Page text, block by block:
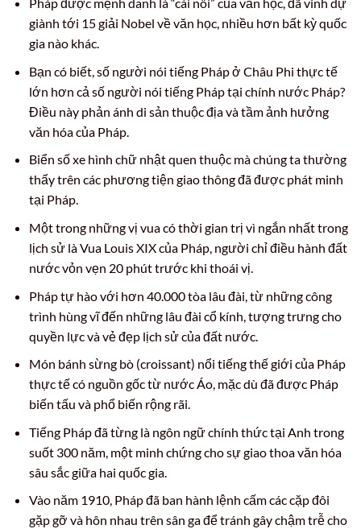
giành tới 15 giải Nobel về văn học, nhiều hơn bất kỳ quốc
gia nào khác.
Bạn có biết, số người nói tiếng Pháp ở Châu Phi thực tế
lớn hơn cả số người nói tiếng Pháp tại chính nước Pháp?
Điều này phản ánh di sản thuộc địa và tầm ảnh hưởng
văn hóa của Pháp.
Biển số xe hình chữ nhật quen thuộc mà chúng ta thường
thấy trên các phương tiện giao thông đã được phát minh
tại Pháp.
Một trong những vị vua có thời gian trị vì ngắn nhất trong
lịch sử là Vua Louis XIX của Pháp, người chỉ điều hành đất
nước vỏn vẹn 20 phút trước khi thoái vị.
Pháp tự hào với hơn 40.000 tòa lâu đài, từ những công
trình hùng vĩ đến những lâu đài cổ kính, tượng trưng cho
quyền lực và vẻ đẹp lịch sử của đất nước.
Món bánh sừng bò (croissant) nổi tiếng thế giới của Pháp
thực tế có nguồn gốc từ nước Áo, mặc dù đã được Pháp
biến tấu và phổ biến rộng rãi.
Tiếng Pháp đã từng là ngôn ngữ chính thức tại Anh trong
suốt 300 năm, một minh chứng cho sự giao thoa văn hóa
sâu sắc giữa hai quốc gia.
Vào năm 1910, Pháp đã ban hành lệnh cấm các cặp đôi
gặp gỡ và hôn nhau trên sân ga để tránh gây chậm trễ cho